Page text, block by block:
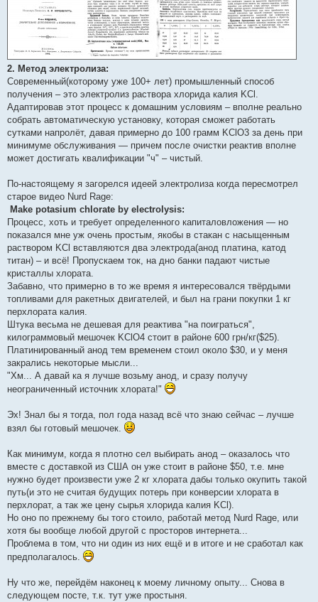
2. Метод электролиза:
Современный(которому уже 100+ лет) промышленный способ
получения – это электролиз раствора хлорида калия KCl.
Адаптировав этот процесс к домашним условиям – вполне реально
собрать автоматическую установку, которая сможет работать
сутками напролёт, давая примерно до 100 грамм KClO3 за день при
минимуме обслуживания — причем после очистки реактив вполне
может достигать квалификации "ч" – чистый.
По-настоящему я загорелся идеей электролиза когда пересмотрел
старое видео Nurd Rage:
Make potasium chlorate by electrolysis:
Процесс, хоть и требует определенного капиталовложения — но
показался мне уж очень простым, якобы в стакан с насыщенным
раствором KCl вставляются два электрода(анод платина, катод
титан) – и всё! Пропускаем ток, на дно банки падают чистые
кристаллы хлората.
Забавно, что примерно в то же время я интересовался твёрдыми
топливами для ракетных двигателей, и был на грани покупки 1 кг
перхлората калия.
Штука весьма не дешевая для реактива "на поиграться",
килограммовый мешочек KClO4 стоит в районе 600 грн/кг($25).
Платинированный анод тем временем стоил около $30, и у меня
закрались некоторые мысли...
"Хм... А давай ка я лучше возьму анод, и сразу получу
неограниченный источник хлората!"
Эх! Знал бы я тогда, пол года назад всё что знаю сейчас – лучше
взял бы готовый мешочек.
Как минимум, когда я плотно сел выбирать анод – оказалось что
вместе с доставкой из США он уже стоит в районе $50, т.е. мне
нужно будет произвести уже 2 кг хлората дабы только окупить такой
путь(и это не считая будущих потерь при конверсии хлората в
перхлорат, а так же цену сырья хлорида калия KCl).
Но оно по прежнему бы того стоило, работай метод Nurd Rage, или
хотя бы вообще любой другой с просторов интернета...
Проблема в том, что ни один из них ещё и в итоге и не сработал как
предполагалось.
Ну что же, перейдём наконец к моему личному опыту... Снова в
следующем посте, т.к. тут уже простыня.